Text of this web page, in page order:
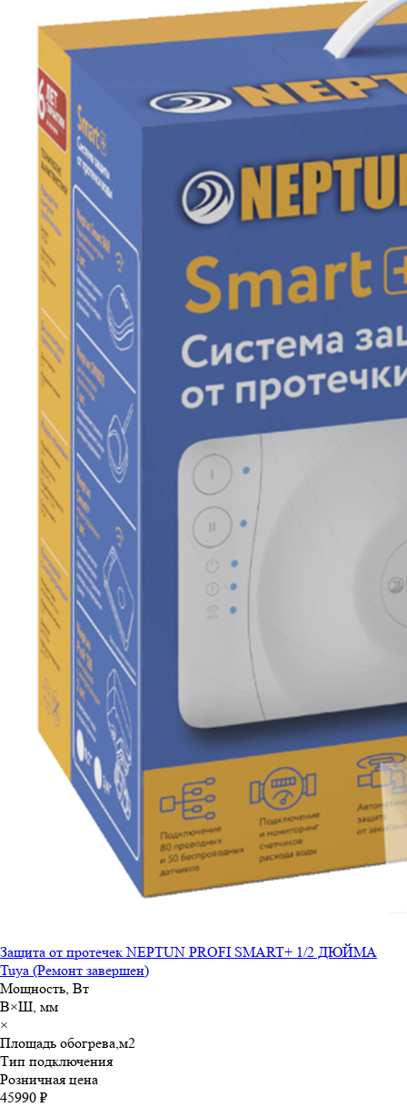
Защита от протечек NEPTUN PROFI SMART+ 1/2 ДЮЙМА
Tuya (Ремонт завершен)
Мощность, Вт
В×Ш, мм
×
Площадь обогрева,м2
Тип подключения
Розничная цена
45990 ₽